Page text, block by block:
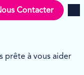
Contacter
prête à vous aider